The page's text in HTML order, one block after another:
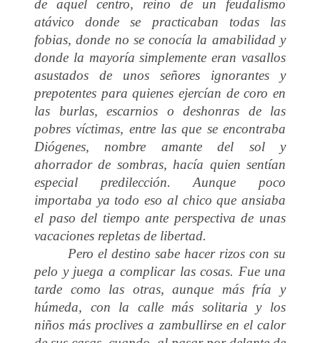
de aquel centro, reino de un feudalismo
atávico donde se practicaban todas las
fobias, donde no se conocía la amabilidad y
donde la mayoría simplemente eran vasallos
asustados de unos señores ignorantes y
prepotentes para quienes ejercían de coro en
las burlas, escarnios o deshonras de las
pobres víctimas, entre las que se encontraba
Diógenes, nombre amante del sol y
ahorrador de sombras, hacía quien sentían
especial predilección. Aunque poco
importaba ya todo eso al chico que ansiaba
el paso del tiempo ante perspectiva de unas
vacaciones repletas de libertad.
Pero el destino sabe hacer rizos con su
pelo y juega a complicar las cosas. Fue una
tarde como las otras, aunque más fría y
húmeda, con la calle más solitaria y los
niños más proclives a zambullirse en el calor